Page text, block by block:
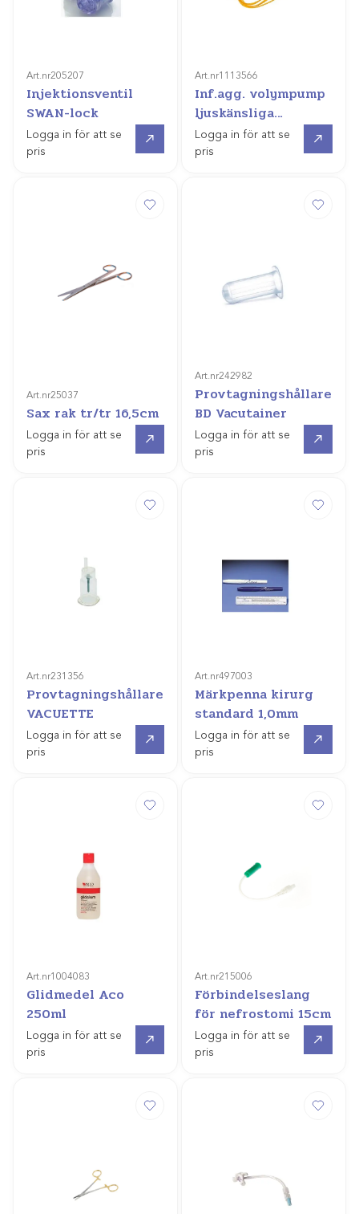
Art.nr205207
Injektionsventil
SWAN-lock
Logga in för att se
pris
Art.nr1113566
Inf.agg. volympump
ljuskänsliga
läkemedel
Logga in för att se
pris
Art.nr25037
Sax rak tr/tr 16,5cm
Logga in för att se
pris
Art.nr242982
Provtagningshållare
BD Vacutainer
Logga in för att se
pris
Art.nr231356
Provtagningshållare
VACUETTE
Logga in för att se
pris
Art.nr497003
Märkpenna kirurg
standard 1,0mm
Logga in för att se
pris
Art.nr1004083
Glidmedel Aco
250ml
Logga in för att se
pris
Art.nr215006
Förbindelseslang
för nefrostomi 15cm
Logga in för att se
pris